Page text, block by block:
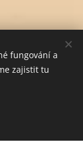
fungování a
zajistit tu